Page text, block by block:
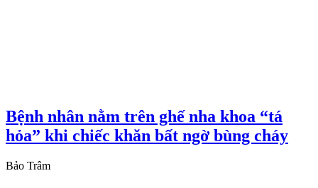
Bệnh nhân nằm trên ghế nha khoa “tá
hỏa” khi chiếc khăn bất ngờ bùng cháy
Bảo Trâm